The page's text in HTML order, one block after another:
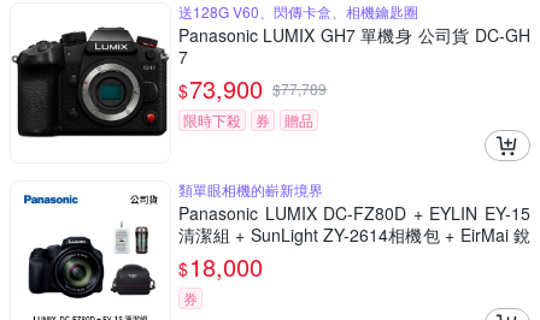
送128G V60、閃傳卡盒、相機鑰匙圈
Panasonic LUMIX GH7 單機身 公司貨 DC-GH
7
$73,900 $77,789
限時下殺
券 贈品
類單眼相機的嶄新境界
Panasonic LUMIX DC-FZ80D + EYLIN EY-15
清潔組 + SunLight ZY-2614相機包 + EirMai 銳
瑪 HD-100C電子除濕卡 FZ80D (公司貨)
$18,000
券